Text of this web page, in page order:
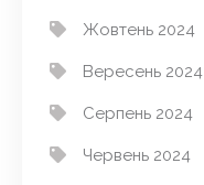
Жовтень 2024
Вересень 2024
Серпень 2024
Червень 2024